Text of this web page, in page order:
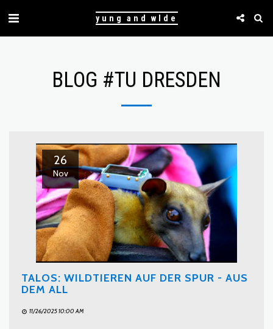
yung and wlde
BLOG #TU DRESDEN
26
Nov
TALOS: WILDTIEREN AUF DER SPUR - AUS
DEM ALL
11/26/2025 10:00 AM